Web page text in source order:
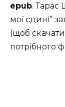
epub. Тарас
мої єдині”
(щоб
потрібного